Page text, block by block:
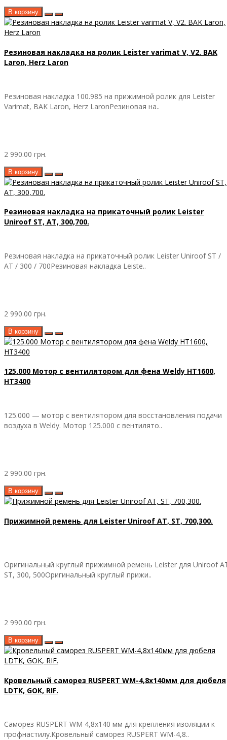
В корзину
Резиновая накладка на ролик Leister varimat V, V2. BAK
Laron, Herz Laron
Резиновая накладка 100.985 на прижимной ролик для Leister
Varimat, BAK Laron, Herz LaronРезиновая на..
2 990.00 грн.
В корзину
Резиновая накладка на прикаточный ролик Leister
Uniroof ST, AT, 300,700.
Резиновая накладка на прикаточный ролик Leister Uniroof ST /
AT / 300 / 700Резиновая накладка Leiste..
2 990.00 грн.
В корзину
125.000 Мотор с вентилятором для фена Weldy HT1600,
HT3400
125.000 — мотор с вентилятором для восстановления подачи
воздуха в Weldy. Мотор 125.000 с вентилято..
2 990.00 грн.
В корзину
Прижимной ремень для Leister Uniroof AT, ST, 700,300.
Оригинальный круглый прижимной ремень Leister для Uniroof
ST, 300, 500Оригинальный круглый прижи..
2 990.00 грн.
В корзину
Кровельный саморез RUSPERT WM-4,8х140мм для дюбеля
LDTK, GOK, RIF.
Саморез RUSPERT WM 4,8х140 мм для крепления изоляции к
профнастилу.Кровельный саморез RUSPERT WM-4,8..